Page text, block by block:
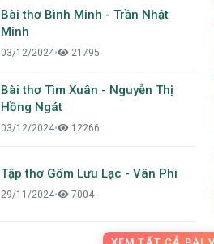
Bài thơ Bình Minh - Trần Nhật
Minh
03/12/2024• 21795
Bài thơ Tìm Xuân - Nguyễn Thị
Hồng Ngát
03/12/2024• 12266
Tập thơ Gốm Lưu Lạc - Vân Phi
29/11/2024• 7004